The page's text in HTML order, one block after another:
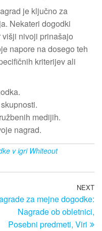
je ključno za
Nekateri dogodki
nivoji prinašajo
napore na dosego teh
kriterijev ali
medijih.
nagrad.
v igri Whiteout
NEXT
za mejne dogodke:
Nagrade ob obletnici,
Posebni predmeti, Viri